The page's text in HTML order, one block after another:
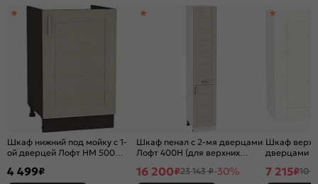
Шкаф нижний под мойку с 1-
ой дверцей Лофт НМ 500
4 499₽
Шкаф пенал с 2-мя дверцами
Лофт 400Н (для верхних
Cappuccino Veralinga-Белый
16 200₽23 143 ₽-30%
Шкаф
дверцами
7 215₽10